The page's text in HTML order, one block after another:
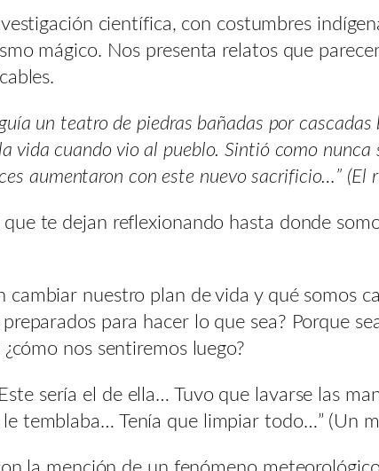
científica, con costumbres
mágico. Nos presenta relatos que
un teatro de piedras bañadas por cascadas
vida cuando vio al pueblo. Sintió como nunca
aumentaron con este nuevo sacrificio…” (El
te dejan reflexionando hasta donde
cambiar nuestro plan de vida y qué somos
para hacer lo que sea? Porque
¿cómo nos sentiremos luego?
sería el de ella… Tuvo que lavarse las
temblaba… Tenía que limpiar todo…” (Un